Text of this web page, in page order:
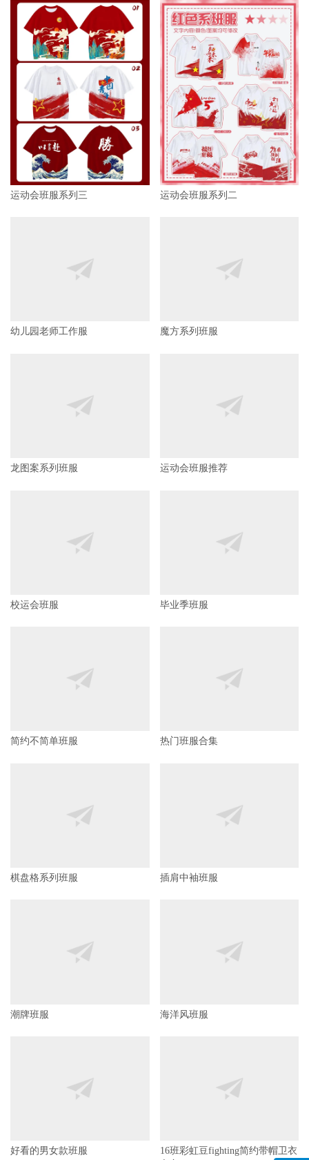
运动会班服系列三 运动会班服系列二
幼儿园老师工作服 魔方系列班服
龙图案系列班服 运动会班服推荐
校运会班服 毕业季班服
简约不简单班服 热门班服合集
棋盘格系列班服 插肩中袖班服
潮牌班服 海洋风班服
好看的男女款班服
16班彩虹豆fighting简约带帽卫衣